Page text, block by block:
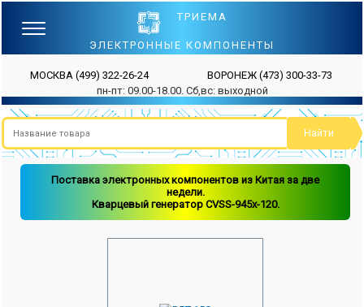
ТРИЕМА
ЭЛЕКТРОННЫЕ КОМПОНЕНТЫ
МОСКВА (499) 322-26-24 ВОРОНЕЖ (473) 300-33-73
пн-пт: 09.00-18.00. Сб,вс: выходной
Поставка электронных компонентов из Китая за две
недели.
Кварцевый генератор CVSS-945x-120.